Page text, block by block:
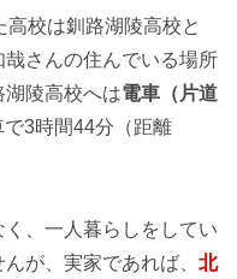
校は釧路湖陵高校と
さんの住んでいる場所
湖陵高校へは電車（片道
で3時間44分（距離
、一人暮らしをしてい
が、実家であれば、 北